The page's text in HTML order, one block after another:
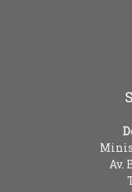
Av.